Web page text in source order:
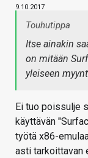
9.10.2017
Touhutippa
Itse ainakin
on mitään
yleiseen
Ei tuo poissulje
käyttävän
työtä x86-
asti tarkoittavan